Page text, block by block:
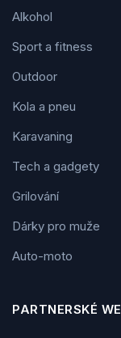
Alkohol
Sport a fitness
Outdoor
Kola a pneu
Karavaning
Tech a gadgety
Grilování
Dárky pro muže
Auto-moto
PARTNERSKÉ